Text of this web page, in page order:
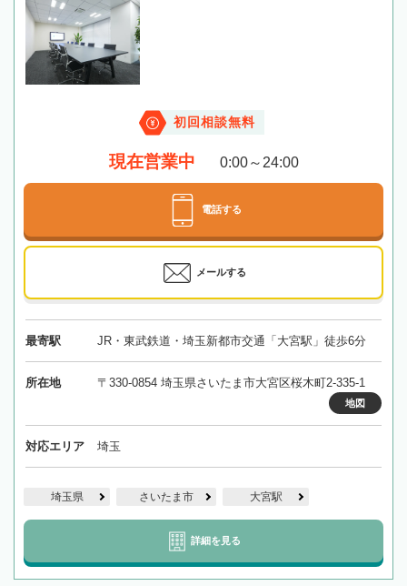
初回相談無料
現在営業中 0:00～24:00
電話する
メールする
最寄駅 JR・東武鉄道・埼玉新都市交通「大宮駅」徒歩6分
所在地 〒330-0854 埼玉県さいたま市大宮区桜木町2-335-1
地図
対応エリア 埼玉
埼玉県 さいたま市 大宮駅
詳細を見る